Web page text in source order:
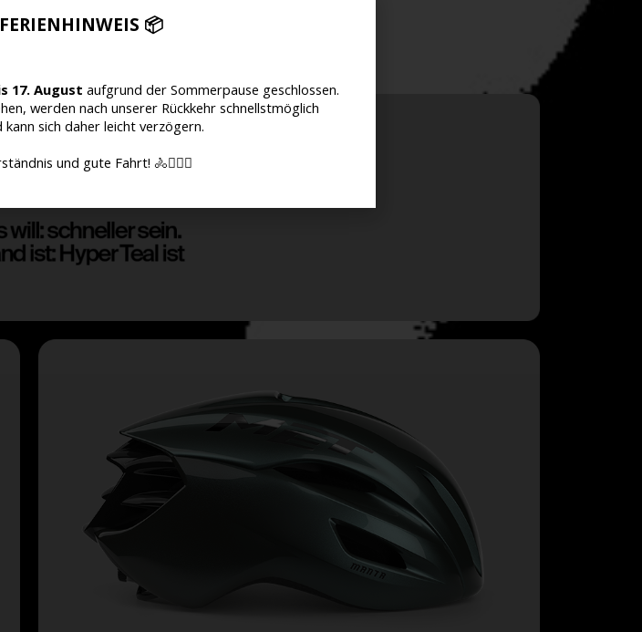
📦
17. August aufgrund der Sommerpause geschlossen.
werden nach unserer Rückkehr schnellstmöglich
sich daher leicht verzögern.
und gute Fahrt! 🚴🚴🏻‍♀️